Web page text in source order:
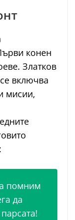
конен
Златков
включва
мисии,
помним
да